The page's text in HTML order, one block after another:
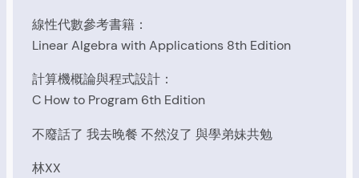
線性代數參考書籍：
Linear Algebra with Applications 8th Edition
計算機概論與程式設計：
C How to Program 6th Edition
不廢話了 我去晚餐 不然沒了 與學弟妹共勉
林XX